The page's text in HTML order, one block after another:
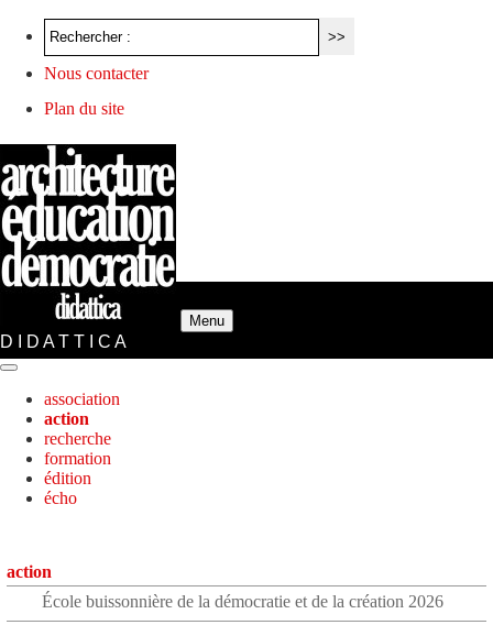
Nous contacter
Plan du site
Menu
D I D A T T I C A
association
action
recherche
formation
édition
écho
action
École buissonnière de la démocratie et de la création 2026